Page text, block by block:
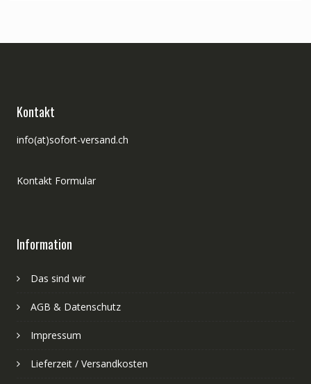
Kontakt
info(at)sofort-versand.ch
Kontakt Formular
Information
Das sind wir
AGB & Datenschutz
Impressum
Lieferzeit / Versandkosten